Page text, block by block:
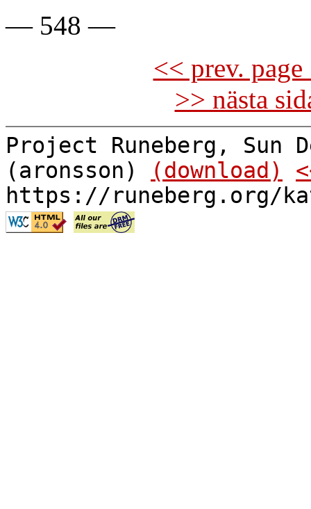
— 548 —
<< prev.
>> nästa
Project Runeberg, Sun
(aronsson)
(download)
https://runeberg.org/